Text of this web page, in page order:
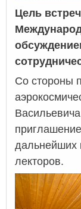
Цель
Со стороны
дальнейших
лекторов.